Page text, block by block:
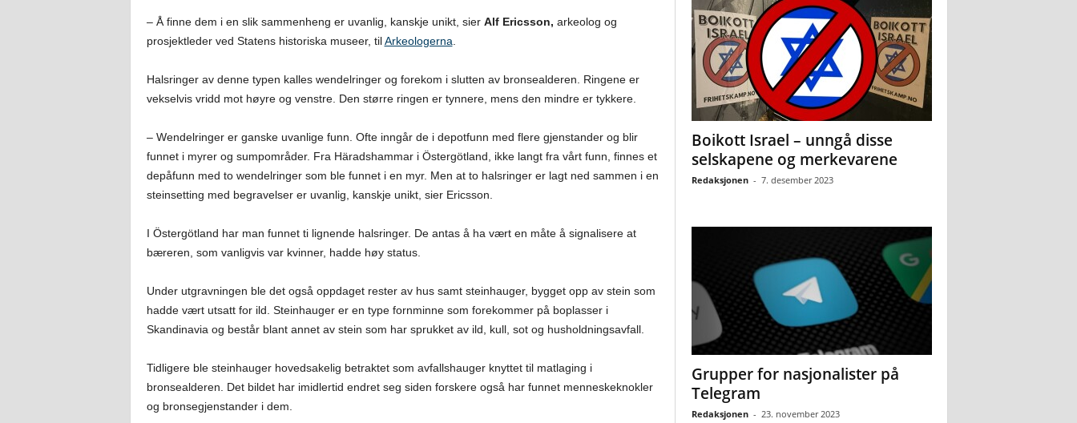
– Å finne dem i en slik sammenheng er uvanlig, kanskje unikt, sier Alf Ericsson, arkeolog og
prosjektleder ved Statens historiska museer, tilArkeologerna
Halsringer av denne typen kalles wendelringer og forekom i slutten av bronsealderen. Ringene er
vekselvis vridd mot høyre og venstre. Den større ringen er tynnere, mens den mindre er tykkere.
– Wendelringer er ganske uvanlige funn. Ofte inngår de i depotfunn med flere gjenstander og blir
funnet i myrer og sumpområder. Fra Häradshammar i Östergötland, ikke langt fra vårt funn, finnes et
depåfunn med to wendelringer som ble funnet i en myr. Men at to halsringer er lagt ned sammen i en
steinsetting med begravelser er uvanlig, kanskje unikt, sier Ericsson.
I Östergötland har man funnet ti lignende halsringer. De antas å ha vært en måte å signalisere at
bæreren, som vanligvis var kvinner, hadde høy status.
Under utgravningen ble det også oppdaget rester av hus samt steinhauger, bygget opp av stein som
hadde vært utsatt for ild. Steinhauger er en type fornminne som forekommer på boplasser i
Skandinavia og består blant annet av stein som har sprukket av ild, kull, sot og husholdningsavfall.
Tidligere ble steinhauger hovedsakelig betraktet som avfallshauger knyttet til matlaging i
bronsealderen. Det bildet har imidlertid endret seg siden forskere også har funnet menneskeknokler
og bronsegjenstander i dem.
Boikott Israel – unngå disse
selskapene og merkevarene
Redaksjonen - 7. desember 2023
Grupper for nasjonalister på
Telegram
Redaksjonen - 23. november 2023